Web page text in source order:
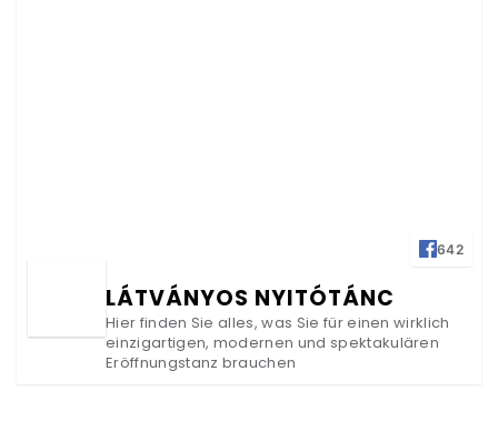
642
LÁTVÁNYOS NYITÓTÁNC
Hier finden Sie alles, was Sie für einen wirklich
einzigartigen, modernen und spektakulären
Eröffnungstanz brauchen